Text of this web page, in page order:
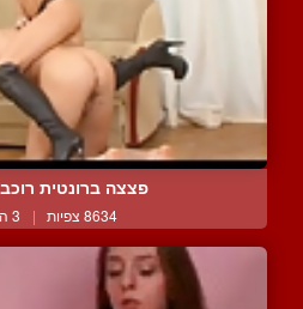
פצצה ברונטית
8634 צפיות | 3 המלצות